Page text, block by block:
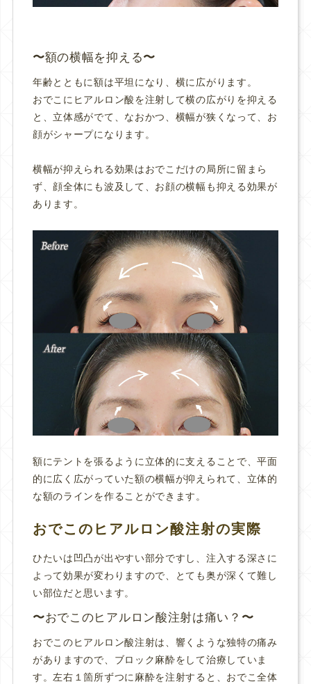
額の横幅を抑える
年齢とともに額は平坦になり、横に広がります。
おでこにヒアルロン酸を注射して横の広がりを抑える
と、立体感がでて、なおかつ、横幅が狭くなって、お
顔がシャープになります。
横幅が抑えられる効果はおでこだけの局所に留まら
ず、顔全体にも波及して、お顔の横幅も抑える効果が
あります。
額にテントを張るように立体的に支えることで、平面
的に広く広がっていた額の横幅が抑えられて、立体的
な額のラインを作ることができます。
おでこのヒアルロン酸注射の実際
ひたいは凹凸が出やすい部分ですし、注入する深さに
よって効果が変わりますので、とても奥が深くて難し
い部位だと思います。
おでこのヒアルロン酸注射は痛い？
おでこのヒアルロン酸注射は、響くような独特の痛み
がありますので、ブロック麻酔をして治療していま
す。左右１箇所ずつに麻酔を注射すると、おでこ全体